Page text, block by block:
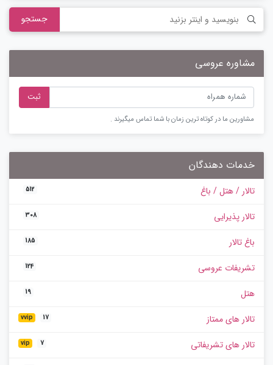
جستجو
مشاوره عروسی
ثبت
مشاورین ما در کوتاه ترین زمان با شما تماس میگیرند .
خدمات دهندگان
تالار / هتل / باغ 512
تالار پذیرایی 308
باغ تالار 185
تشریفات عروسی 124
هتل 19
تالار های ممتاز vvip 17
تالار های تشریفاتی vip 7